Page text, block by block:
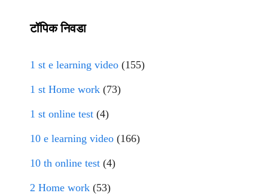
टॉपिक निवडा
1 st e learning video (155)
1 st Home work (73)
1 st online test (4)
10 e learning video (166)
10 th online test (4)
2 Home work (53)